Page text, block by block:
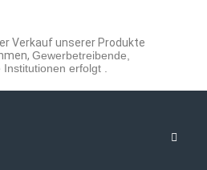
Verkauf unserer Produkte
Gewerbetreibende,
Institutionen erfolgt .